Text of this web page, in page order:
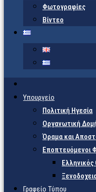
Φωτογραφίες
Βίντεο
Υπουργείο
Πολιτική Ηγεσία
Οργανωτική
Όραμα και
Εποπτευόμενοι
Γραφείο Τύπου